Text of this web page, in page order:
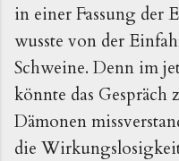
in einer Fassung der
wusste von der
Schweine. Denn im
könnte das Gespräch
Dämonen
die